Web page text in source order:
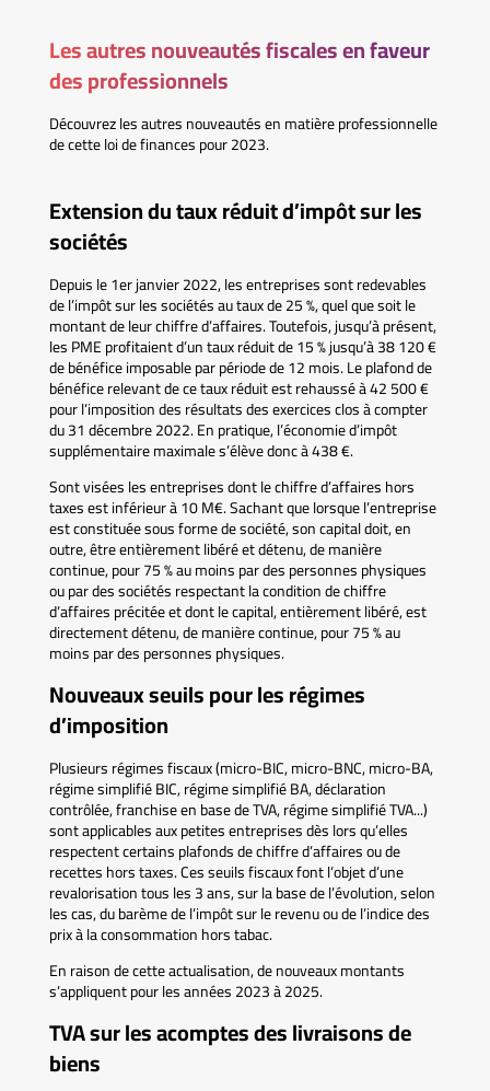
Les autres nouveautés fiscales en faveur
des professionnels
Découvrez les autres nouveautés en matière professionnelle
de cette loi de finances pour 2023.
Extension du taux réduit d’impôt sur les
sociétés
Depuis le 1er janvier 2022, les entreprises sont redevables
de l’impôt sur les sociétés au taux de 25 %, quel que soit le
montant de leur chiffre d’affaires. Toutefois, jusqu’à présent,
les PME profitaient d’un taux réduit de 15 % jusqu’à 38 120 €
de bénéfice imposable par période de 12 mois. Le plafond de
bénéfice relevant de ce taux réduit est rehaussé à 42 500 €
pour l’imposition des résultats des exercices clos à compter
du 31 décembre 2022. En pratique, l’économie d’impôt
supplémentaire maximale s’élève donc à 438 €.
Sont visées les entreprises dont le chiffre d’affaires hors
taxes est inférieur à 10 M€. Sachant que lorsque l’entreprise
est constituée sous forme de société, son capital doit, en
outre, être entièrement libéré et détenu, de manière
continue, pour 75 % au moins par des personnes physiques
ou par des sociétés respectant la condition de chiffre
d’affaires précitée et dont le capital, entièrement libéré, est
directement détenu, de manière continue, pour 75 % au
moins par des personnes physiques.
Nouveaux seuils pour les régimes
d’imposition
Plusieurs régimes fiscaux (micro-BIC, micro-BNC, micro-BA,
régime simplifié BIC, régime simplifié BA, déclaration
contrôlée, franchise en base de TVA, régime simplifié TVA...)
sont applicables aux petites entreprises dès lors qu’elles
respectent certains plafonds de chiffre d’affaires ou de
recettes hors taxes. Ces seuils fiscaux font l’objet d’une
revalorisation tous les 3 ans, sur la base de l’évolution, selon
les cas, du barème de l’impôt sur le revenu ou de l’indice des
prix à la consommation hors tabac.
En raison de cette actualisation, de nouveaux montants
s’appliquent pour les années 2023 à 2025.
TVA sur les acomptes des livraisons de
biens